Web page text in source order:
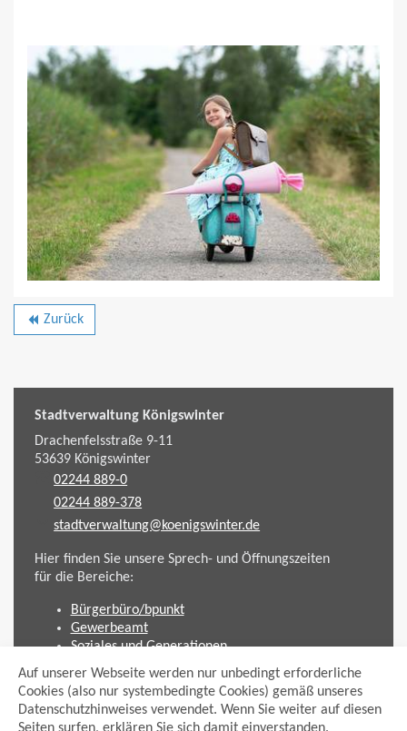
Auf unserer Webseite werden nur unbedingt erforderliche
Cookies (also nur systembedingte Cookies) gemäß unseres
Datenschutzhinweises verwendet. Wenn Sie weiter auf diesen
Seiten surfen, erklären Sie sich damit einverstanden.
backward Zurück
Stadtverwaltung Königswinter
Drachenfelsstraße 9-11
53639Königswinter
02244 889-0
02244 889-378
stadtverwaltung@koenigswinter.de
Hier finden Sie unsere Sprech- und Öffnungszeiten
für die Bereiche:
Bürgerbüro/bpunkt
Gewerbeamt
Soziales und Generationen
Standesamt
Friedhofsverwaltung
Planen und Bauen (Bauamt)